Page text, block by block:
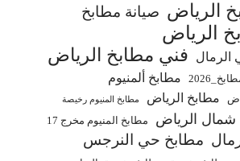
الرياض صيانة مطابخ
الرياض
الرمال فني مطابخ الرياض
مطابخ ألمنيوم
مطابخ الرياض مطابخ المنيوم رخيصة
شمال الرياض مطابخ المنيوم مخرج 17
مطابخ حي النرجس